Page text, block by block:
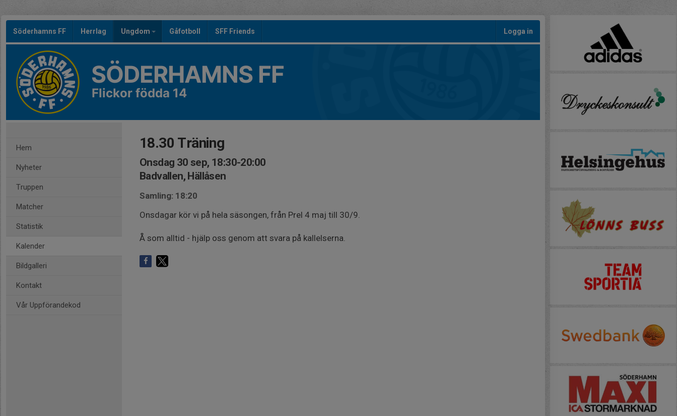
Söderhamns FF Herrlag Ungdom Gåfotboll SFF Friends Logga in
SÖDERHAMNS FF
Flickor födda 14
Hem
Nyheter
Truppen
Matcher
Statistik
Kalender
Bildgalleri
Kontakt
Vår Uppförandekod
18.30 Träning
Onsdag 30 sep, 18:30-20:00
Badvallen, Hällåsen
Samling: 18:20
Onsdagar kör vi på hela säsongen, från Prel 4 maj till 30/9.
Å som alltid - hjälp oss genom att svara på kallelserna.